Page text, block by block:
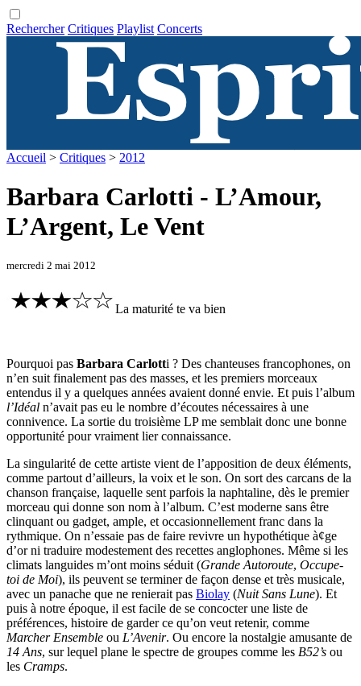
Rechercher Critiques Playlist Concerts
Accueil > Critiques > 2012
Barbara Carlotti - L’Amour,
L’Argent, Le Vent
mercredi 2 mai 2012
La maturité te va bien
Pourquoi pas Barbara Carlotti ? Des chanteuses francophones, on
n’en suit finalement pas des masses, et les premiers morceaux
entendus il y a quelques années avaient donné envie. Et puis l’album
l’Idéal n’avait pas eu le nombre d’écoutes nécessaires à une
connivence. La sortie du troisième LP me semblait donc une bonne
opportunité pour vraiment lier connaissance.
La singularité de cette artiste vient de l’apposition de deux éléments,
comme partout d’ailleurs, la voix et le son. On sort des carcans de la
chanson française, laquelle sent parfois la naphtaline, dès le premier
morceau qui donne son nom à l’album. C’est moderne sans être
clinquant ou gadget, ample, et occasionnellement franc dans la
rythmique. On n’essaie pas de faire revivre un hypothétique à¢ge
d’or ni traduire modestement des recettes anglophones. Même si les
climats languides m’ont moins séduit (Grande Autoroute, Occupe-
toi de Moi), ils peuvent se terminer de façon dense et très musicale,
avec un panache que ne renierait pas Biolay (Nuit Sans Lune). Et
puis à notre époque, il est facile de se concocter une liste de
préférences, histoire de garder ce qu’on veut retenir, comme
Marcher Ensemble ou L’Avenir. Ou encore la nostalgie amusante de
14 Ans, sur lequel plane le spectre de groupes comme les B52’s ou
les Cramps.